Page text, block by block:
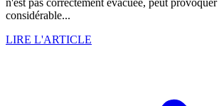
considérable...
LIRE L'ARTICLE